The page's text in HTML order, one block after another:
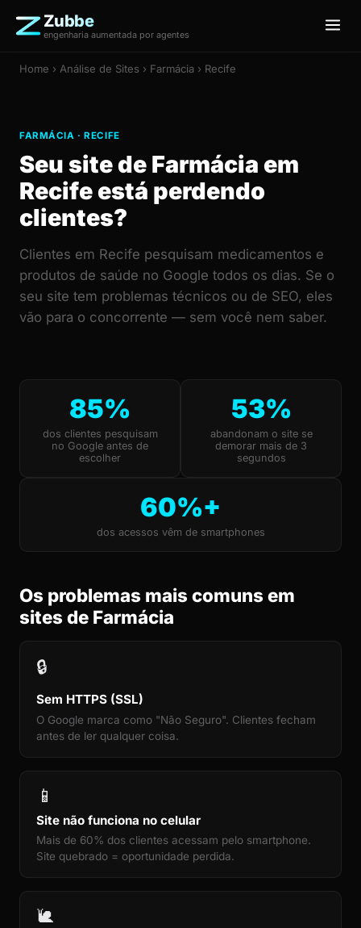
Zubbe
engenharia aumentada por agentes
Home › Análise de Sites › Farmácia › Recife
FARMÁCIA · RECIFE
Seu site de Farmácia em
Recife está perdendo
clientes?
Clientes em Recife pesquisam medicamentos e
produtos de saúde no Google todos os dias. Se o
seu site tem problemas técnicos ou de SEO, eles
vão para o concorrente — sem você nem saber.
85%
dos clientes pesquisam
no Google antes de
escolher
53%
abandonam o site se
demorar mais de 3
segundos
60%+
dos acessos vêm de smartphones
Os problemas mais comuns em
sites de Farmácia
🔒
Sem HTTPS (SSL)
O Google marca como "Não Seguro". Clientes fecham
antes de ler qualquer coisa.
📱
Site não funciona no celular
Mais de 60% dos clientes acessam pelo smartphone.
Site quebrado = oportunidade perdida.
🐌